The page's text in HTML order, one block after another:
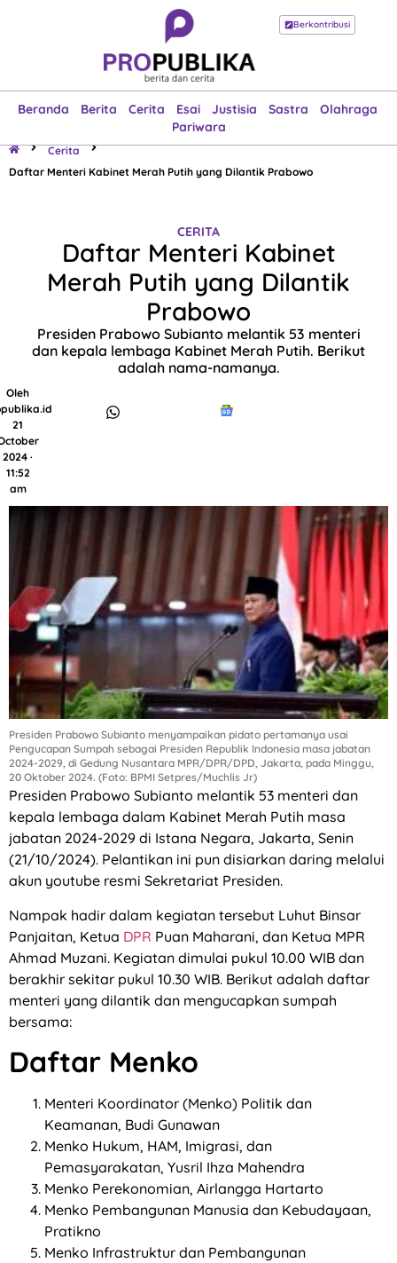
Berkontribusi
Beranda Berita Cerita Esai Justisia Sastra
Olahraga
Pariwara
Beranda
Esai
Justisia
Sastra
Olahraga
Pariwara
Cerita
Daftar Menteri Kabinet Merah Putih yang Dilantik Prabowo
CERITA
Daftar Menteri Kabinet
Merah Putih yang Dilantik
Prabowo
Presiden Prabowo Subianto melantik 53 menteri
dan kepala lembaga Kabinet Merah Putih. Berikut
adalah nama-namanya.
Oleh
21
2024 ·
11:52
am
Presiden Prabowo Subianto menyampaikan pidato pertamanya usai
Pengucapan Sumpah sebagai Presiden Republik Indonesia masa jabatan
2024-2029, di Gedung Nusantara MPR/DPR/DPD, Jakarta, pada Minggu,
20 Oktober 2024. (Foto: BPMI Setpres/Muchlis Jr)
Presiden Prabowo Subianto melantik 53 menteri dan
kepala lembaga dalam Kabinet Merah Putih masa
jabatan 2024-2029 di Istana Negara, Jakarta, Senin
(21/10/2024). Pelantikan ini pun disiarkan daring melalui
akun youtube resmi Sekretariat Presiden.
Nampak hadir dalam kegiatan tersebut Luhut Binsar
Panjaitan, Ketua DPR Puan Maharani, dan Ketua MPR
Ahmad Muzani. Kegiatan dimulai pukul 10.00 WIB dan
berakhir sekitar pukul 10.30 WIB. Berikut adalah daftar
menteri yang dilantik dan mengucapkan sumpah
bersama:
Daftar Menko
Menteri Koordinator (Menko) Politik dan
Keamanan, Budi Gunawan
Menko Hukum, HAM, Imigrasi, dan
Pemasyarakatan, Yusril Ihza Mahendra
Menko Perekonomian, Airlangga Hartarto
Menko Pembangunan Manusia dan Kebudayaan,
Pratikno
Menko Infrastruktur dan Pembangunan